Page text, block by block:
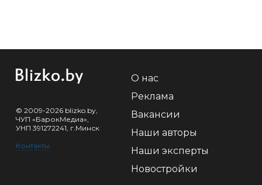
© 2009-2026 blizko.by,
ЧУП «БарокМедиа»,
УНП 391272241, г.Минск
Контакты
О нас
Реклама
Вакансии
Наши авторы
Наши эксперты
Новостройки